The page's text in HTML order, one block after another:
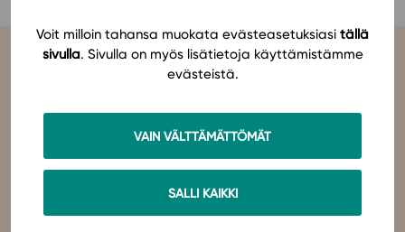
Voit milloin tahansa muokata evästeasetuksiasi tällä
sivulla. Sivulla on myös lisätietoja käyttämistämme
evästeistä.
VAIN VÄLTTÄMÄTTÖMÄT
SALLI KAIKKI
Eettiset periaatteet tekoälyn käyttöön
Ota yhteyttä
In English
oppimateriaaleja, joissa pedagogisuus, laadukkaat sisällöt ja
teknologian hyödyt yhdistyvät.